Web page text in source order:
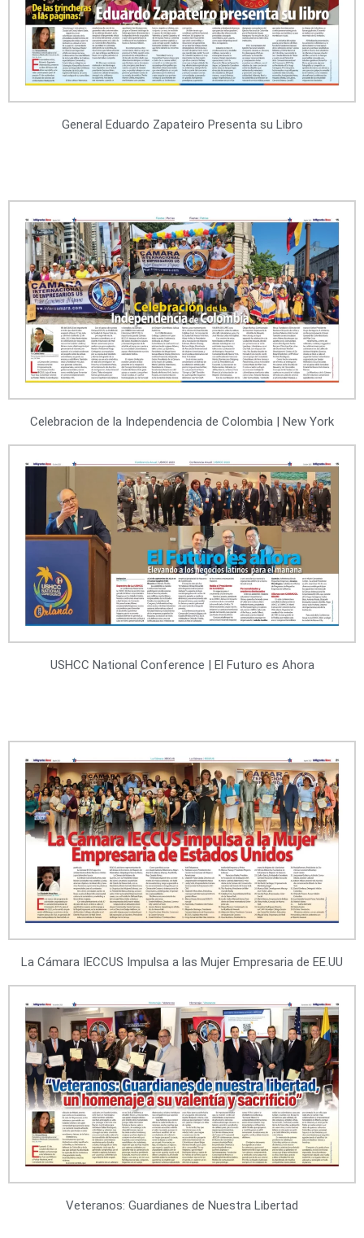
General Eduardo Zapateiro Presenta su Libro
Celebracion de la Independencia de Colombia | New York
USHCC National Conference | El Futuro es Ahora
La Cámara IECCUS Impulsa a las Mujer Empresaria de EE.UU
Veteranos: Guardianes de Nuestra Libertad